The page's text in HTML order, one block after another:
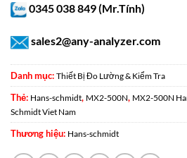
0345 038 849 (Mr.Tính)
sales2@any-analyzer.com
Danh mục: Thiết Bị Đo Lường & Kiểm Tra
Thẻ: Hans-schmidt, MX2-500N, MX2-500N
Schmidt Viet Nam
Thương hiệu: Hans-schmidt